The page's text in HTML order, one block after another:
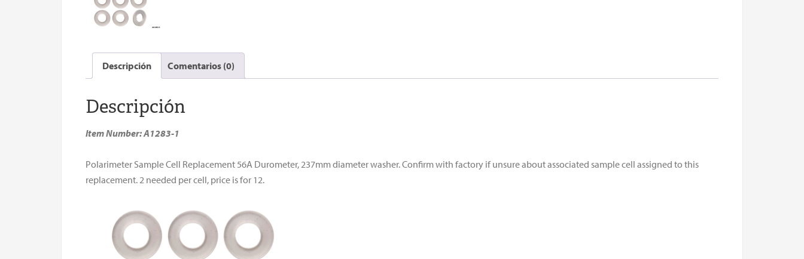
Descripción Comentarios (0)
Descripción
Item Number: A1283-1
Polarimeter Sample Cell Replacement 56A Durometer, 237mm diameter washer. Confirm with factory if unsure about associated sample cell assigned to this
replacement. 2 needed per cell, price is for 12.